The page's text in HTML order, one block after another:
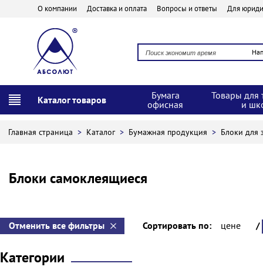
О компании Доставка и оплата Вопросы и ответы Для
Каталог товаров
Бумага
офисная
Товары для
и
Главная страница > Каталог > Бумажная продукция > Блоки для
Блоки самоклеящиеся
Отменить все фильтры Сортировать по: цене /
Категории